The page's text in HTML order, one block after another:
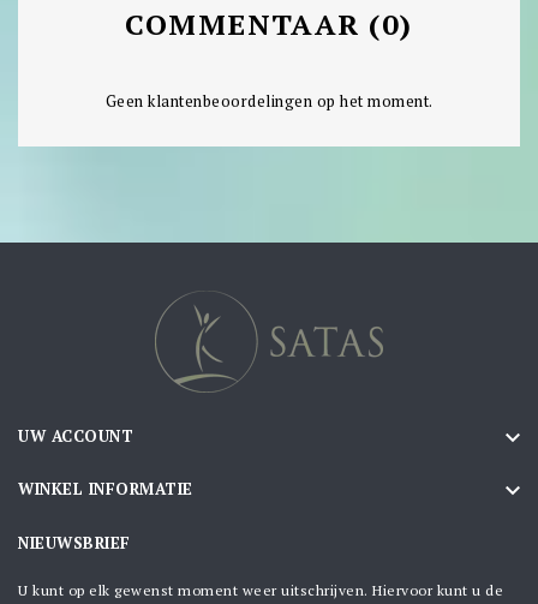
COMMENTAAR (0)
Geen klantenbeoordelingen op het moment.
UW ACCOUNT 
WINKEL INFORMATIE 
NIEUWSBRIEF
U kunt op elk gewenst moment weer uitschrijven. Hiervoor kunt u de